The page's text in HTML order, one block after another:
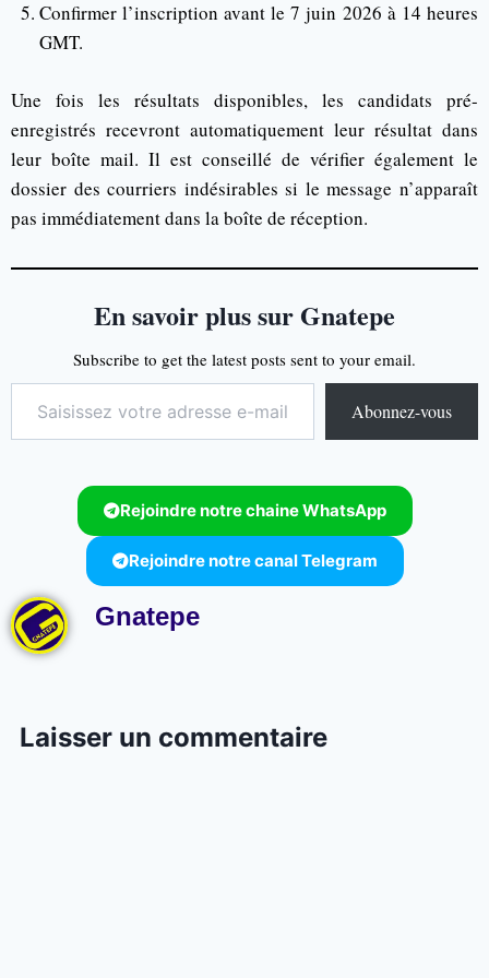
Confirmer l’inscription avant le 7 juin 2026 à 14 heures
GMT.
Une fois les résultats disponibles, les candidats pré-
enregistrés recevront automatiquement leur résultat dans
leur boîte mail. Il est conseillé de vérifier également le
dossier des courriers indésirables si le message n’apparaît
pas immédiatement dans la boîte de réception.
En savoir plus sur Gnatepe
Subscribe to get the latest posts sent to your email.
Abonnez-vous
Rejoindre notre chaine WhatsApp
Rejoindre notre canal Telegram
Gnatepe
Laisser un commentaire